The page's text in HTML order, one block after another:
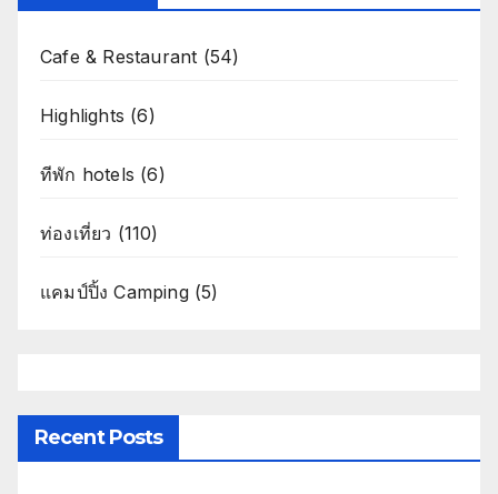
Cafe & Restaurant (54)
Highlights (6)
ทีพัก hotels (6)
ท่องเที่ยว (110)
แคมป์ปิ้ง Camping(5)
Recent Posts